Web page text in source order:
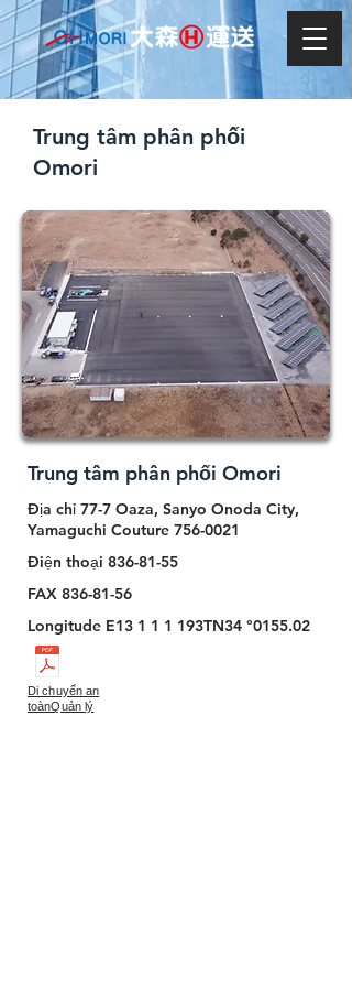
Trung tâm phân phối
Omori
Trung tâm phân phối Omori
Địa chỉ 77-7 Oaza, Sanyo Onoda City,
Yamaguchi Couture 756-0021
Điện thoại 836-81-55
FAX 836-81-56
Longitude E13 1 1 1 193TN34 °0155.02
Di chuyển an
toànQuản lý